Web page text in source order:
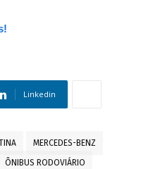
Linkedin
MERCEDES-BENZ
ÔNIBUS RODOVIÁRIO